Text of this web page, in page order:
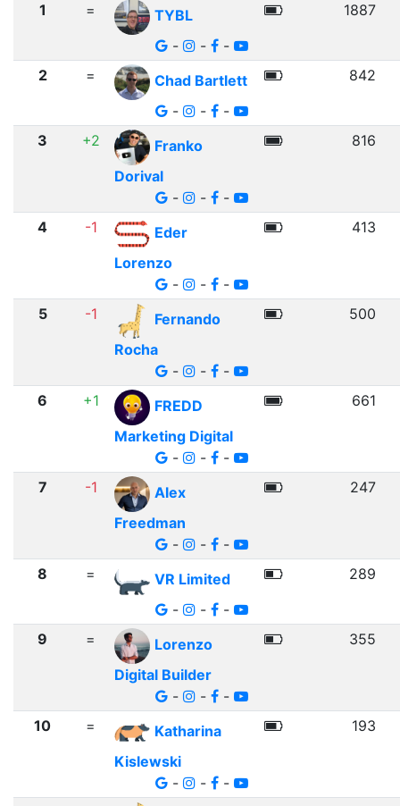
1
=
TYBL
-
- -
1887
2 =
Chad Bartlett
-
- -
842
3 +2
Franko
Dorival
-
- -
816
4 -1
Eder
Lorenzo
-
- -
413
5 -1
Fernando
Rocha
-
- -
500
6 +1
FREDD
Marketing Digital
-
- -
661
7 -1
Alex
Freedman
-
- -
247
8 =
VR Limited
-
- -
289
9 =
Lorenzo
Digital Builder
-
- -
355
10 =
Katharina
Kislewski
-
- -
193